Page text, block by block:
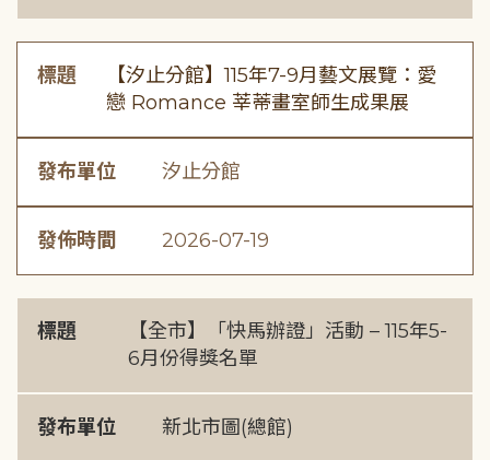
標題
【汐止分館】115年7-9月藝文展覽：愛
戀 Romance 莘蒂畫室師生成果展
發布單位 汐止分館
發佈時間 2026-07-19
標題
【全市】「快馬辦證」活動 – 115年5-
6月份得獎名單
發布單位 新北市圖(總館)